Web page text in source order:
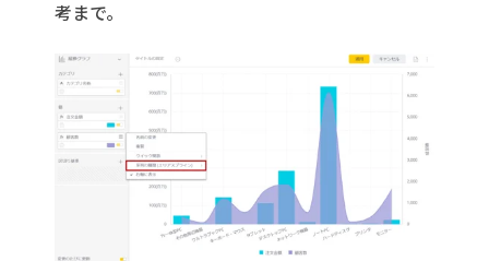
考まで。